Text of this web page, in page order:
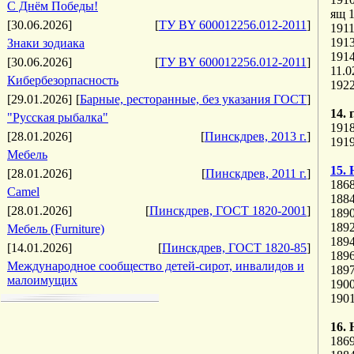
С Днём Победы!
[30.06.2026]
[ТУ BY 600012256.012-2011]
Знаки зодиака
[30.06.2026]
[ТУ BY 600012256.012-2011]
Кибербезорпасность
[29.01.2026] [Барные, ресторанные, без указания ГОСТ]
"Русская рыбалка"
[28.01.2026]
[Пинскдрев, 2013 г.]
Мебель
[28.01.2026]
[Пинскдрев, 2011 г.]
Camel
[28.01.2026]
[Пинскдрев, ГОСТ 1820-2001]
Мебель (Furniture)
[14.01.2026]
[Пинскдрев, ГОСТ 1820-85]
Международное сообщество детей-сирот, инвалидов и
малоимущих
ящ
14.
15.
16.